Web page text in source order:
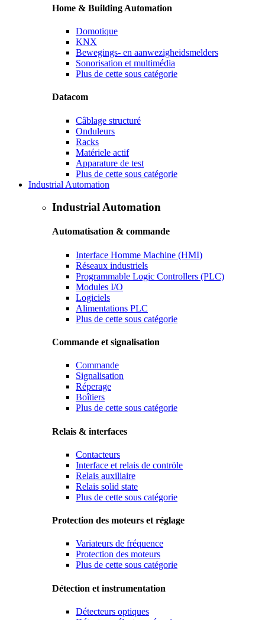
Home & Building Automation
Domotique
KNX
Bewegings- en aanwezigheidsmelders
Sonorisation et multimédia
Plus de cette sous catégorie
Datacom
Câblage structuré
Onduleurs
Racks
Matériele actif
Apparature de test
Plus de cette sous catégorie
Industrial Automation
Industrial Automation
Automatisation & commande
Interface Homme Machine (HMI)
Réseaux industriels
Programmable Logic Controllers (PLC)
Modules I/O
Logiciels
Alimentations PLC
Plus de cette sous catégorie
Commande et signalisation
Commande
Signalisation
Réperage
Boîtiers
Plus de cette sous catégorie
Relais & interfaces
Contacteurs
Interface et relais de contröle
Relais auxiliaire
Relais solid state
Plus de cette sous catégorie
Protection des moteurs et réglage
Variateurs de fréquence
Protection des moteurs
Plus de cette sous catégorie
Détection et instrumentation
Détecteurs optiques